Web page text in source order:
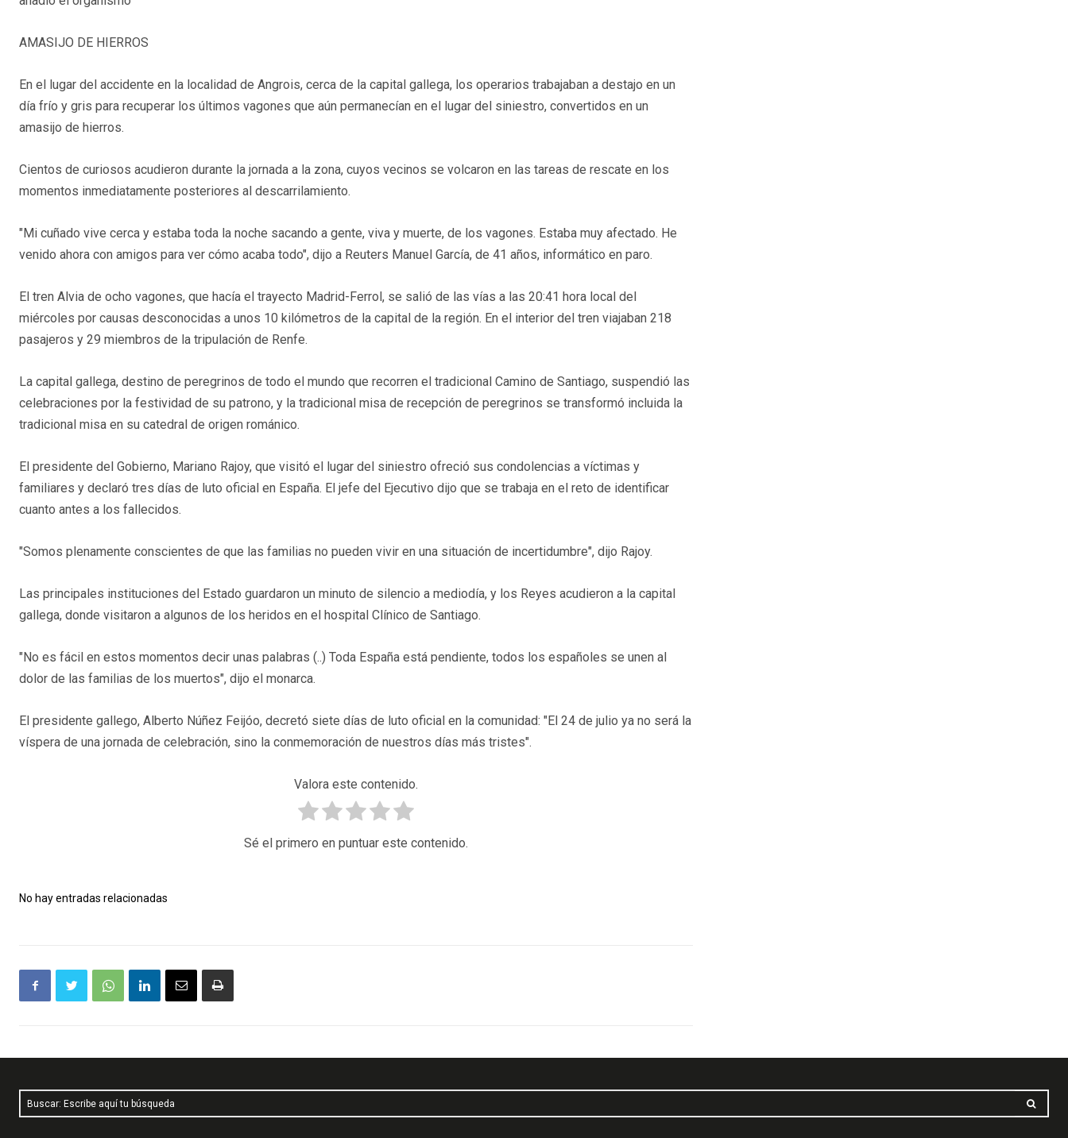
AMASIJO DE HIERROS
En el lugar del accidente en la localidad de Angrois, cerca de la capital gallega, los operarios trabajaban a destajo en un
día frío y gris para recuperar los últimos vagones que aún permanecían en el lugar del siniestro, convertidos en un
amasijo de hierros.
Cientos de curiosos acudieron durante la jornada a la zona, cuyos vecinos se volcaron en las tareas de rescate en los
momentos inmediatamente posteriores al descarrilamiento.
"Mi cuñado vive cerca y estaba toda la noche sacando a gente, viva y muerte, de los vagones. Estaba muy afectado. He
venido ahora con amigos para ver cómo acaba todo", dijo a Reuters Manuel García, de 41 años, informático en paro.
El tren Alvia de ocho vagones, que hacía el trayecto Madrid-Ferrol, se salió de las vías a las 20:41 hora local del
miércoles por causas desconocidas a unos 10 kilómetros de la capital de la región. En el interior del tren viajaban 218
pasajeros y 29 miembros de la tripulación de Renfe.
La capital gallega, destino de peregrinos de todo el mundo que recorren el tradicional Camino de Santiago, suspendió las
celebraciones por la festividad de su patrono, y la tradicional misa de recepción de peregrinos se transformó incluida la
tradicional misa en su catedral de origen románico.
El presidente del Gobierno, Mariano Rajoy, que visitó el lugar del siniestro ofreció sus condolencias a víctimas y
familiares y declaró tres días de luto oficial en España. El jefe del Ejecutivo dijo que se trabaja en el reto de identificar
cuanto antes a los fallecidos.
"Somos plenamente conscientes de que las familias no pueden vivir en una situación de incertidumbre", dijo Rajoy.
Las principales instituciones del Estado guardaron un minuto de silencio a mediodía, y los Reyes acudieron a la capital
gallega, donde visitaron a algunos de los heridos en el hospital Clínico de Santiago.
"No es fácil en estos momentos decir unas palabras (..) Toda España está pendiente, todos los españoles se unen al
dolor de las familias de los muertos", dijo el monarca.
El presidente gallego, Alberto Núñez Feijóo, decretó siete días de luto oficial en la comunidad: "El 24 de julio ya no será la
víspera de una jornada de celebración, sino la conmemoración de nuestros días más tristes".
Valora este contenido.
Sé el primero en puntuar este contenido.
No hay entradas relacionadas
Buscar: Escribe aquí tu búsqueda